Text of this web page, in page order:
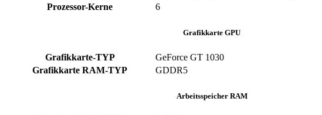
Prozessor-Kerne
‎6
Grafikkarte GPU
Grafikkarte-TYP
GeForce GT 1030
Grafikkarte RAM-TYP
‎GDDR5
Arbeitsspeicher RAM